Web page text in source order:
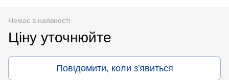
Немає в наявності
Ціну уточнюйте
Повідомити, коли з'явиться